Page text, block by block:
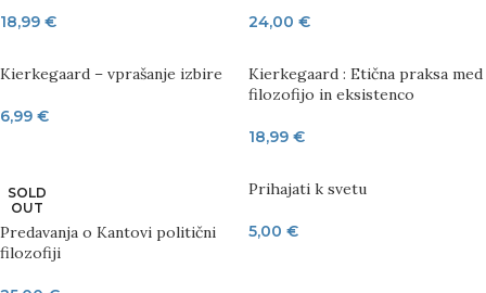
18,99 € 24,00 €
Kierkegaard – vprašanje izbire
6,99 €
Kierkegaard : Etična praksa med
filozofijo in eksistenco
18,99 €
SOLD
OUT
Predavanja o Kantovi politični
filozofiji
Prihajati k svetu
5,00 €